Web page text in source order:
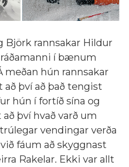
Björk rannsakar Hildur
í bænum
meðan hún rannsakar
því að það tengist
hún í fortíð sína og
því hvað varð um
vendingar verða
fáum að skyggnast
Rakelar. Ekki var allt